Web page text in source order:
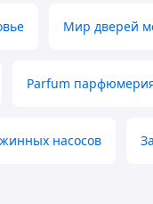
Мир дверей
Parfum
насосов